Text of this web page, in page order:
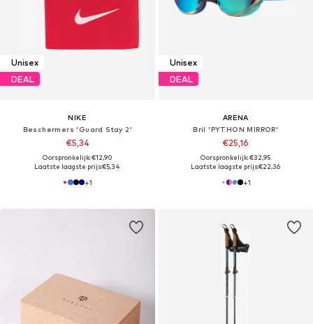
Unisex
DEAL
NIKE
Beschermers 'Guard Stay 2'
€5,34
Oorspronkelijk: €12,90
Laatste laagste prijs:€5,34
+1
Unisex
DEAL
ARENA
Bril 'PYTHON MIRROR'
€25,16
Oorspronkelijk: €32,95
Laatste laagste prijs:€22,36
+1